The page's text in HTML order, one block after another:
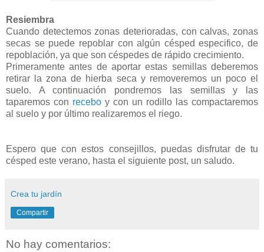
Resiembra
Cuando detectemos zonas deterioradas, con calvas, zonas
secas se puede repoblar con algún césped especifico, de
repoblación, ya que son céspedes de rápido crecimiento.
Primeramente antes de aportar estas semillas deberemos
retirar la zona de hierba seca y removeremos un poco el
suelo. A continuación pondremos las semillas y las
taparemos con recebo y con un rodillo las compactaremos
al suelo y por último realizaremos el riego.
Espero que con estos consejillos, puedas disfrutar de tu
césped este verano, hasta el siguiente post, un saludo.
Crea tu jardín
Compartir
No hay comentarios: